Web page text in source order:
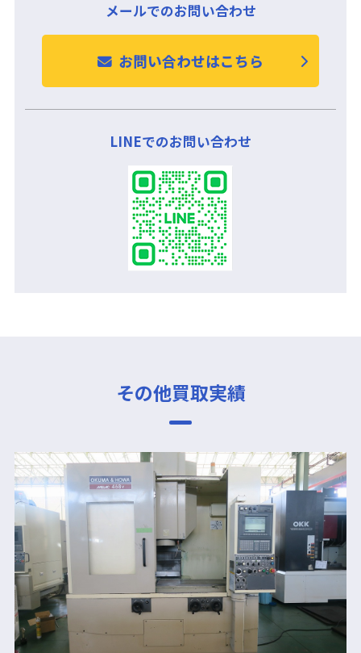
メールでのお問い合わせ
お問い合わせはこちら
LINEでのお問い合わせ
その他買取実績